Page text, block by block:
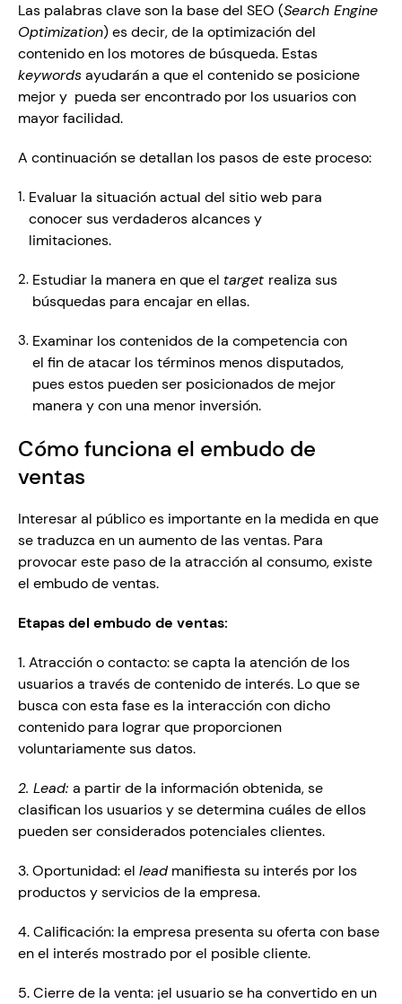
Las palabras clave son la base del SEO (Search Engine
Optimization) es decir, de la optimización del
keywords ayudarán a que el contenido se posicione
mejor y  pueda ser encontrado por los usuarios con
mayor facilidad.
A continuación se detallan los pasos de este proceso:
Evaluar la situación actual del sitio web para
conocer sus verdaderos alcances y
limitaciones.
Estudiar la manera en que el target realiza sus
búsquedas para encajar en ellas.
Examinar los contenidos de la competencia con
el fin de atacar los términos menos disputados,
pues estos pueden ser posicionados de mejor
manera y con una menor inversión.
Cómo funciona el embudo de
ventas
Interesar al público es importante en la medida en que
se traduzca en un aumento de las ventas. Para
provocar este paso de la atracción al consumo, existe
el embudo de ventas.
Etapas del embudo de ventas:
1. Atracción o contacto: se capta la atención de los
usuarios a través de contenido de interés. Lo que se
busca con esta fase es la interacción con dicho
contenido para lograr que proporcionen
voluntariamente sus datos.
2. Lead: a partir de la información obtenida, se
clasifican los usuarios y se determina cuáles de ellos
pueden ser considerados potenciales clientes.
3. Oportunidad: el lead manifiesta su interés por los
productos y servicios de la empresa.
4. Calificación: la empresa presenta su oferta con base
en el interés mostrado por el posible cliente.
5. Cierre de la venta: ¡el usuario se ha convertido en un